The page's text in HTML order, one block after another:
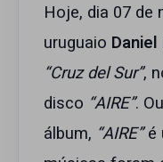
Hoje, dia 07 de
uruguaio
“Cruz del Sur”,
disco “AIRE”.
álbum, “AIRE”é